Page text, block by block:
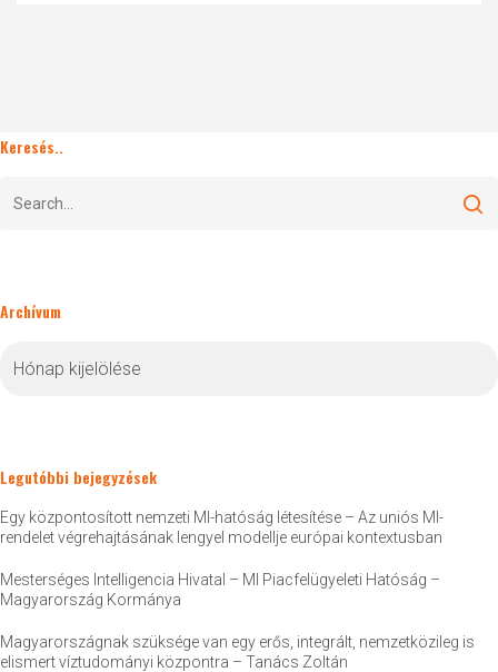
Keresés..
Archívum
Legutóbbi bejegyzések
Egy központosított nemzeti MI-hatóság létesítése – Az uniós MI-
rendelet végrehajtásának lengyel modellje európai kontextusban
Mesterséges Intelligencia Hivatal – MI Piacfelügyeleti Hatóság –
Magyarország Kormánya
Magyarországnak szüksége van egy erős, integrált, nemzetközileg is
elismert víztudományi központra – Tanács Zoltán